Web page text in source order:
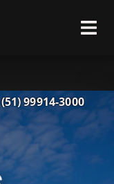
(51) 99914-3000